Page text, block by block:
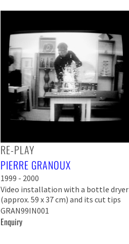
RE-PLAY
PIERRE GRANOUX
1999 - 2000
Video installation with a bottle dryer
(approx. 59 x 37 cm) and its cut tips
GRAN99IN001
Enquiry